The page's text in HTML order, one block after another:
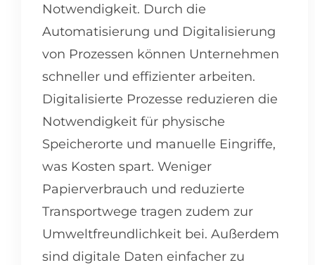
Notwendigkeit. Durch die
Automatisierung und Digitalisierung
von Prozessen können Unternehmen
schneller und effizienter arbeiten.
Digitalisierte Prozesse reduzieren die
Notwendigkeit für physische
Speicherorte und manuelle Eingriffe,
was Kosten spart. Weniger
Papierverbrauch und reduzierte
Transportwege tragen zudem zur
Umweltfreundlichkeit bei. Außerdem
sind digitale Daten einfacher zu